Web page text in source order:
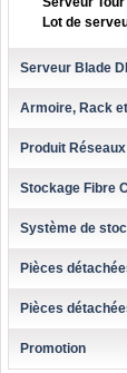
Lot de
Serveur Blade
Armoire, Rack
Produit Réseaux
Stockage Fibre
Système de
Pièces
Pièces
Promotion